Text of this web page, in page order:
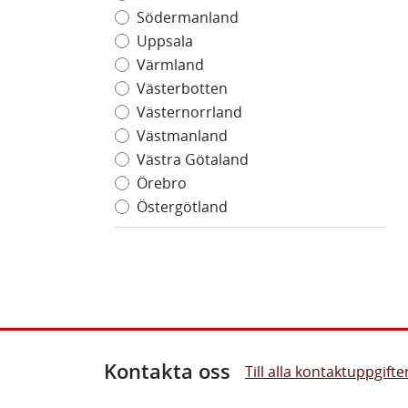
Södermanland
Uppsala
Värmland
Västerbotten
Västernorrland
Västmanland
Västra Götaland
Örebro
Östergötland
Kontakta oss Till alla